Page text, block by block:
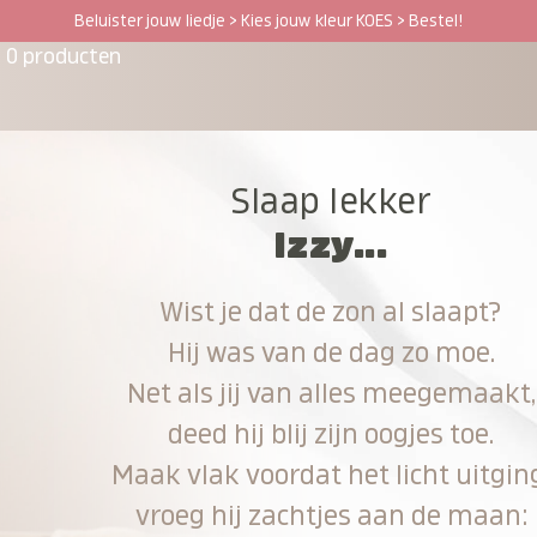
Beluister jouw liedje > Kies jouw kleur KOES > Bestel!
0 producten
Slaap lekker
Izzy...
Wist je dat de zon al slaapt?
Hij was van de dag zo moe.
Net als jij van alles meegemaakt,
deed hij blij zijn oogjes toe.
Maak vlak voordat het licht
vroeg hij zachtjes aan de maan: